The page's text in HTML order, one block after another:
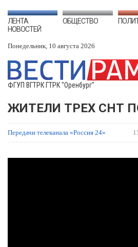
ЛЕНТА
НОВОСТЕЙ
ОБЩЕСТВО
Понедельник, 10 августа 2026
ФГУП ВГТРК ГТРК "Оренбург"
ЖИТЕЛИ ТРЕХ СНТ
Передачи телеканала «Россия 24»